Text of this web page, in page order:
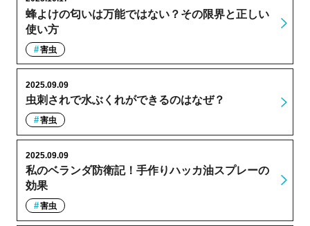
蜂よけの匂いは万能ではない？その限界と正しい
使い方
害虫
虫刺されで水ぶくれができるのはなぜ？
2025.09.09
害虫
私のベランダ防衛記！手作りハッカ油スプレーの
効果
2025.09.09
害虫